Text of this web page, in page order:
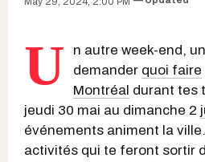
U
n autre week-end,
demander quoi faire
Montréal durant tes
jeudi 30 mai au dimanche 2
événements animent la
activités qui te feront sortir